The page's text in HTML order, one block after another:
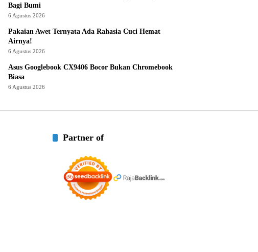
Bagi Bumi
6 Agustus 2026
Pakaian Awet Ternyata Ada Rahasia Cuci Hemat
Airnya!
6 Agustus 2026
Asus Googlebook CX9406 Bocor Bukan Chromebook
Biasa
6 Agustus 2026
Partner of